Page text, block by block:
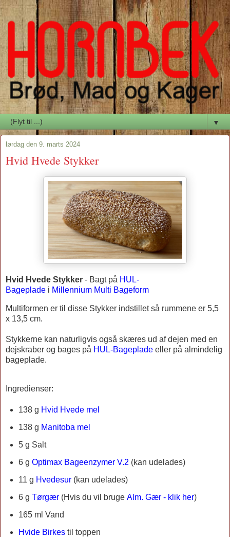
▼
lørdag den 9. marts 2024
Hvid Hvede Stykker
Hvid Hvede Stykker - Bagt på HUL-
Bageplade i Millennium Multi Bageform
Multiformen er til disse Stykker indstillet så rummene er 5,5
x 13,5 cm.
Stykkerne kan naturligvis også skæres ud af dejen med en
dejskraber og bages på HUL-Bageplade eller på almindelig
bageplade.
Ingredienser:
138 g Hvid Hvede mel
138 g Manitoba mel
5 g Salt
6 g Optimax Bageenzymer V.2 (kan udelades)
11 g Hvedesur (kan udelades)
6 g Tørgær (Hvis du vil bruge Alm. Gær - klik her)
165 ml Vand
Hvide Birkes til toppen